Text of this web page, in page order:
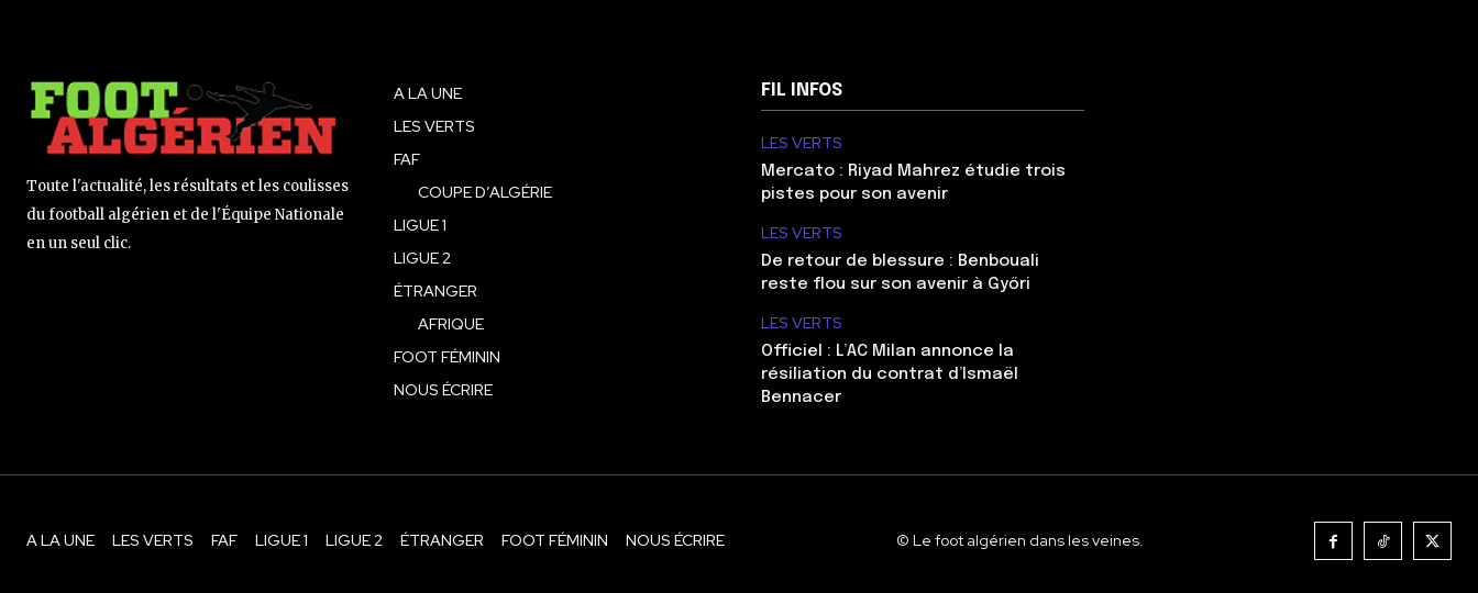
Toute l'actualité, les résultats et les coulisses
du football algérien et de l'Équipe Nationale
en un seul clic.
A LA UNE
LES VERTS
FAF
COUPE D’ALGÉRIE
LIGUE 1
LIGUE 2
ÉTRANGER
AFRIQUE
FOOT FÉMININ
NOUS ÉCRIRE
FIL INFOS
LES VERTS
Mercato : Riyad Mahrez étudie trois
pistes pour son avenir
LES VERTS
De retour de blessure : Benbouali
reste flou sur son avenir à Győri
LES VERTS
Officiel : L’AC Milan annonce la
résiliation du contrat d’Ismaël
Bennacer
A LA UNE LES VERTS FAF LIGUE 1 LIGUE 2 ÉTRANGER FOOT FÉMININ NOUS ÉCRIRE © Le foot algérien dans les veines.